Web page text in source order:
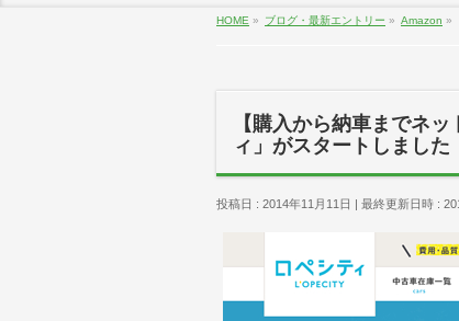
HOME » ブログ・最新エントリー » Amazon »
【購入から納車までネ
ィ」がスタートしました
投稿日 : 2014年11月11日 最終更新日時 :